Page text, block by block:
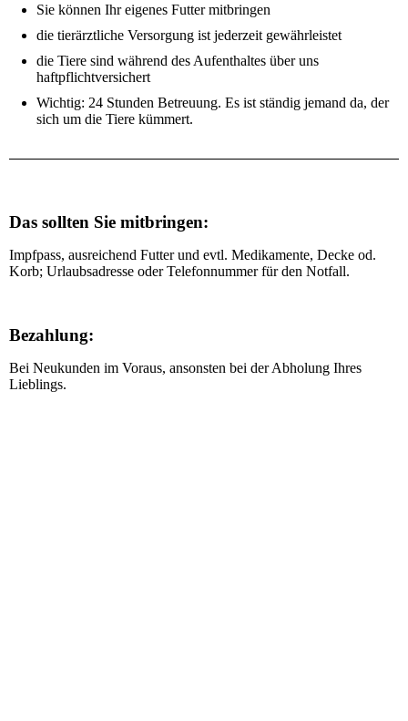
Sie können Ihr eigenes Futter mitbringen
die tierärztliche Versorgung ist jederzeit gewährleistet
die Tiere sind während des Aufenthaltes über uns
haftpflichtversichert
Wichtig: 24 Stunden Betreuung. Es ist ständig jemand da, der
sich um die Tiere kümmert.
Das sollten Sie mitbringen:
Impfpass, ausreichend Futter und evtl. Medikamente, Decke od.
Korb; Urlaubsadresse oder Telefonnummer für den Notfall.
Bezahlung:
Bei Neukunden im Voraus, ansonsten bei der Abholung Ihres
Lieblings.